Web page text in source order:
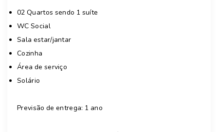
02 Quartos sendo 1 suíte
WC Social
Sala estar/jantar
Cozinha
Área de serviço
Solário
Previsão de entrega: 1 ano